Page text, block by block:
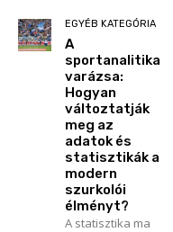
EGYÉB KATEGÓRIA
A
sportanalitika
varázsa:
Hogyan
változtatják
meg az
adatok és
statisztikák a
modern
szurkolói
élményt?
A statisztika ma